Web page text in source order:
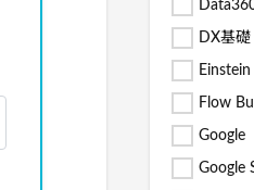
DX基礎
Einstein
Flow
Google
Google